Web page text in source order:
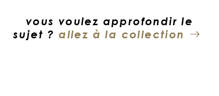
vous voulez approfondir le
sujet ?allez à la collection